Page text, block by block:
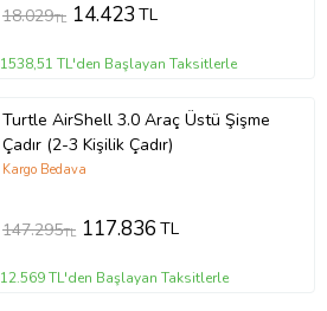
18.029TL 14.423TL
1538,51 TL'den Başlayan Taksitlerle
Turtle AirShell 3.0 Araç Üstü Şişme
Çadır (2-3 Kişilik Çadır)
Kargo Bedava
147.295TL 117.836TL
12.569 TL'den Başlayan Taksitlerle